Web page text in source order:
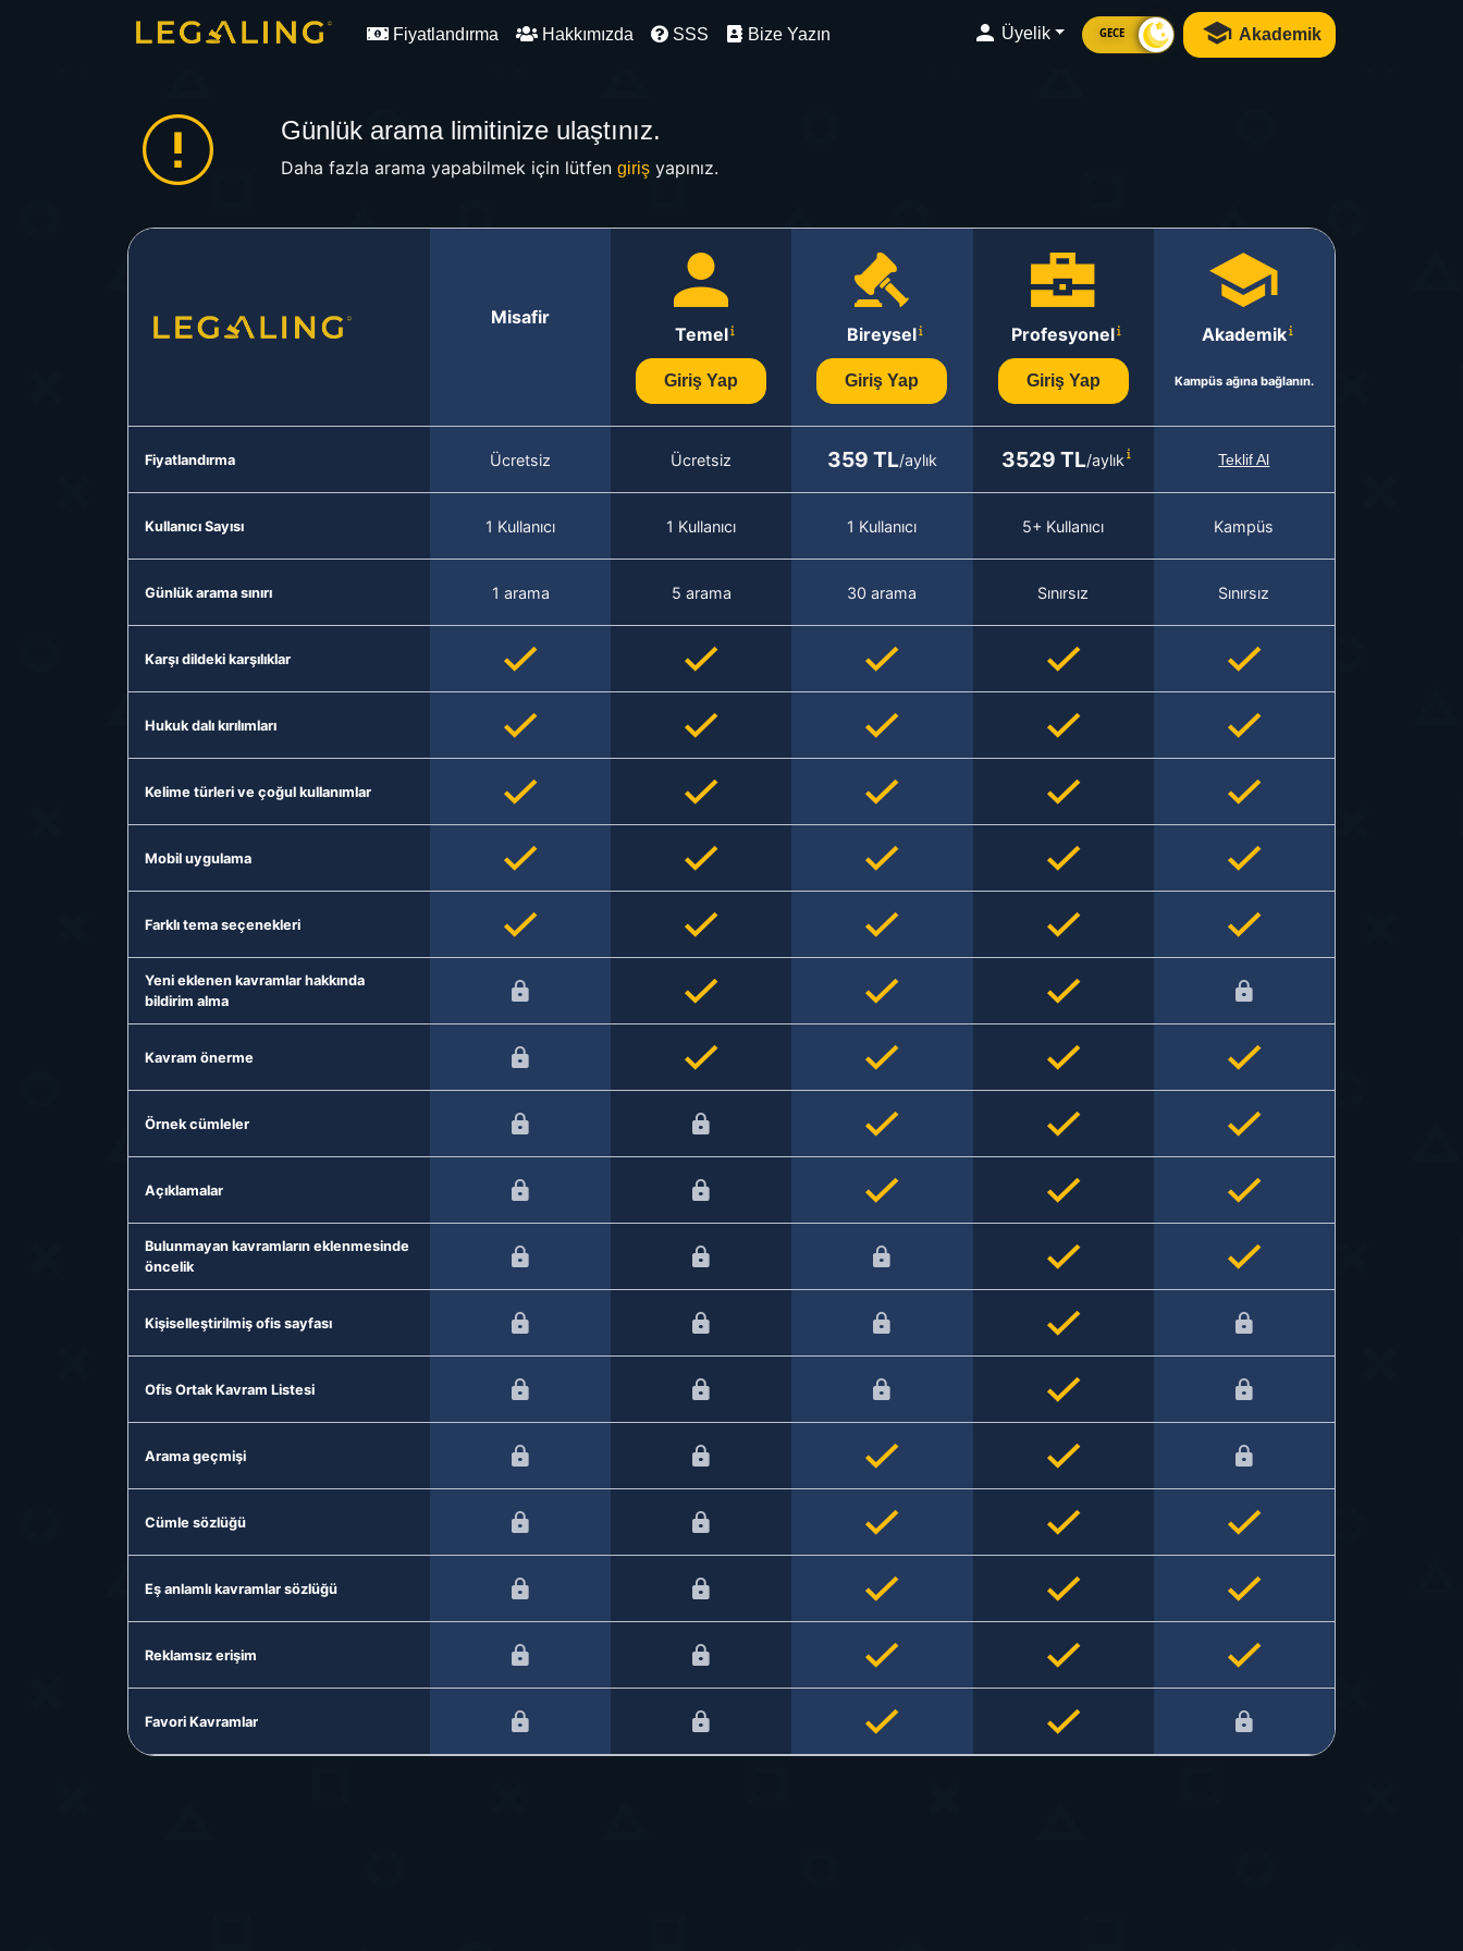
Fiyatlandırma Hakkımızda SSS Bize Yazın Üyelik GECE Akademik
Günlük arama limitinize ulaştınız.
Daha fazla arama yapabilmek için lütfen girişyapınız.
Misafir
Temel
Giriş Yap
Bireysel
Giriş Yap
Profesyonel
Giriş Yap
Akademik
Kampüs ağına bağlanın.
Fiyatlandırma Ücretsiz Ücretsiz 359 TL/aylık 3529 TL/aylık Teklif Al
Kullanıcı Sayısı 1 Kullanıcı 1 Kullanıcı 1 Kullanıcı 5+ Kullanıcı Kampüs
Günlük arama sınırı 1 arama 5 arama 30 arama Sınırsız Sınırsız
Karşı dildeki karşılıklar
Hukuk dalı kırılımları
Kelime türleri ve çoğul kullanımlar
Mobil uygulama
Farklı tema seçenekleri
Yeni eklenen kavramlar hakkında
bildirim alma
Kavram önerme
Örnek cümleler
Açıklamalar
Bulunmayan kavramların eklenmesinde
öncelik
Kişiselleştirilmiş ofis sayfası
Ofis Ortak Kavram Listesi
Arama geçmişi
Cümle sözlüğü
Eş anlamlı kavramlar sözlüğü
Reklamsız erişim
Favori Kavramlar